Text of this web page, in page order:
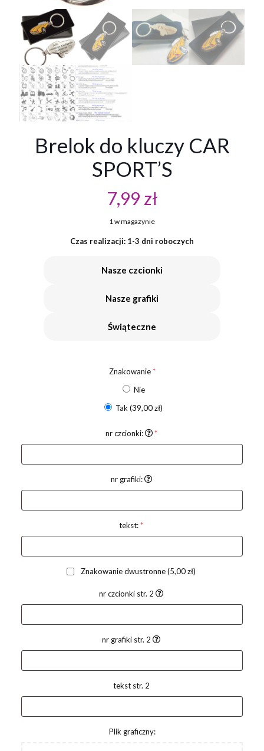
Brelok do kluczy CAR
SPORT’S
7,99 zł
1 w magazynie
Czas realizacji: 1-3 dni roboczych
Nasze czcionki
Nasze grafiki
Świąteczne
Znakowanie*
Nie
Tak (39,00 zł)
nr czcionki: *
nr grafiki:
tekst:*
Znakowanie dwustronne(5,00 zł)
nr czcionki str. 2
nr grafiki str. 2
tekst str. 2
Plik graficzny: